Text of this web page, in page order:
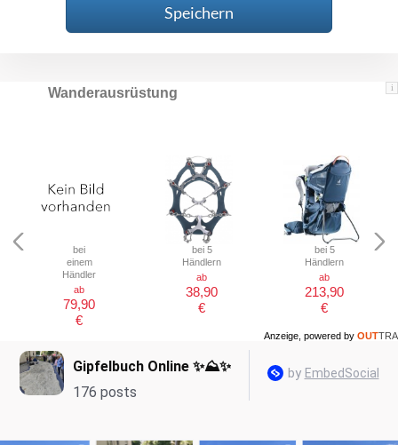
Speichern
i
Wanderausrüstung
bei
einem
Händler
ab
79,90
€
bei 5
Händlern
ab
38,90
€
bei 5
Händlern
ab
213,90
€
Anzeige, powered by OUTTRA